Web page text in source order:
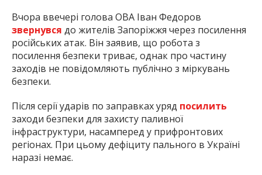
Вчора ввечері голова ОВА Іван Федоров
звернувся до жителів Запоріжжя через посилення
російських атак. Він заявив, що робота з
посилення безпеки триває, однак про частину
заходів не повідомляють публічно з міркувань
безпеки.
Після серії ударів по заправках уряд посилить
заходи безпеки для захисту паливної
інфраструктури, насамперед у прифронтових
регіонах. При цьому дефіциту пального в Україні
наразі немає.